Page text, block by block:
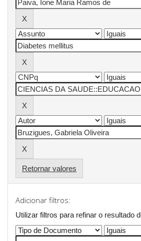
Retornar valores
Adicionar filtros:
Utilizar filtros para refinar o resultado